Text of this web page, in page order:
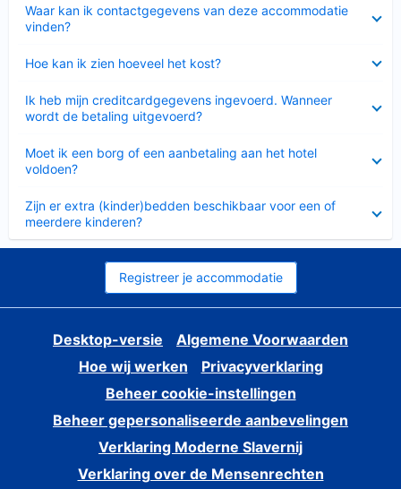
Waar kan ik contactgegevens van deze accommodatie
vinden?
Hoe kan ik zien hoeveel het kost?
Ik heb mijn creditcardgegevens ingevoerd. Wanneer
wordt de betaling uitgevoerd?
Moet ik een borg of een aanbetaling aan het hotel
voldoen?
Zijn er extra (kinder)bedden beschikbaar voor een of
meerdere kinderen?
Registreer je accommodatie
Desktop-versie
Algemene Voorwaarden
Hoe wij werken
Privacyverklaring
Beheer cookie-instellingen
Beheer gepersonaliseerde aanbevelingen
Verklaring Moderne Slavernij
Verklaring over de Mensenrechten